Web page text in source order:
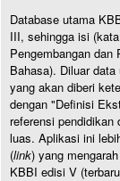
Database utama
III, sehingga isi
Pengembangan dan
Bahasa). Diluar
yang akan diberi
dengan "Definisi
referensi
luas. Aplikasi ini
(link) yang
KBBI edisi V